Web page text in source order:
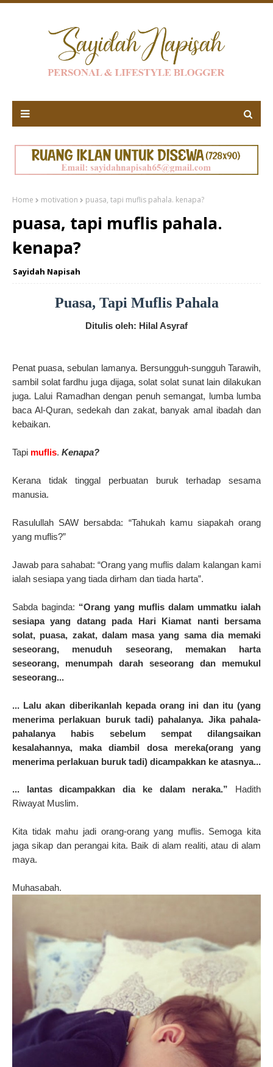
Home motivation puasa, tapi muflis pahala. kenapa?
puasa, tapi muflis pahala.
kenapa?
Sayidah Napisah
Puasa, Tapi Muflis Pahala
Ditulis oleh: Hilal Asyraf
Penat puasa, sebulan lamanya. Bersungguh-sungguh Tarawih,
sambil solat fardhu juga dijaga, solat solat sunat lain dilakukan
juga. Lalui Ramadhan dengan penuh semangat, lumba lumba
baca Al-Quran, sedekah dan zakat, banyak amal ibadah dan
kebaikan.
Tapi muflis. Kenapa?
Kerana tidak tinggal perbuatan buruk terhadap sesama
manusia.
Rasulullah SAW bersabda: “Tahukah kamu siapakah orang
yang muflis?”
Jawab para sahabat: “Orang yang muflis dalam kalangan kami
ialah sesiapa yang tiada dirham dan tiada harta”.
Sabda baginda: “Orang yang muflis dalam ummatku ialah
sesiapa yang datang pada Hari Kiamat nanti bersama
solat, puasa, zakat, dalam masa yang sama dia memaki
seseorang, menuduh seseorang, memakan harta
seseorang, menumpah darah seseorang dan memukul
seseorang...
... Lalu akan diberikanlah kepada orang ini dan itu (yang
menerima perlakuan buruk tadi) pahalanya. Jika pahala-
pahalanya habis sebelum sempat dilangsaikan
kesalahannya, maka diambil dosa mereka(orang yang
menerima perlakuan buruk tadi) dicampakkan ke atasnya...
... lantas dicampakkan dia ke dalam neraka.” Hadith
Riwayat Muslim.
Kita tidak mahu jadi orang-orang yang muflis. Semoga kita
jaga sikap dan perangai kita. Baik di alam realiti, atau di alam
maya.
Muhasabah.